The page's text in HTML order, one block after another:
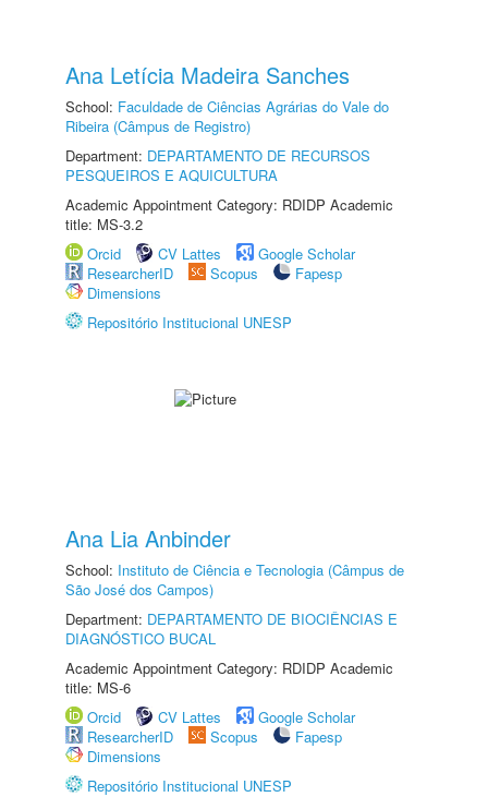
Ana Letícia Madeira Sanches
School: Faculdade de Ciências Agrárias do Vale do
Ribeira (Câmpus de Registro)
Department: DEPARTAMENTO DE RECURSOS
PESQUEIROS E AQUICULTURA
Academic Appointment Category: RDIDP Academic
title: MS-3.2
Orcid
CV Lattes
Google Scholar
ResearcherID
Scopus
Fapesp
Dimensions
Repositório Institucional UNESP
Ana Lia Anbinder
School: Instituto de Ciência e Tecnologia (Câmpus de
São José dos Campos)
Department: DEPARTAMENTO DE BIOCIÊNCIAS E
DIAGNÓSTICO BUCAL
Academic Appointment Category: RDIDP Academic
title: MS-6
Orcid
CV Lattes
Google Scholar
ResearcherID
Scopus
Fapesp
Dimensions
Repositório Institucional UNESP